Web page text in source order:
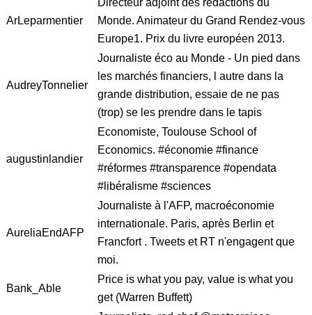
ArLeparmentier
Directeur adjoint des rédactions du
Monde. Animateur du Grand Rendez-vous
Europe1. Prix du livre européen 2013.
AudreyTonnelier
Journaliste éco au Monde - Un pied dans
les marchés financiers, l autre dans la
grande distribution, essaie de ne pas
(trop) se les prendre dans le tapis
augustinlandier
Economiste, Toulouse School of
Economics. #économie #finance
#réformes #transparence #opendata
#libéralisme #sciences
AureliaEndAFP
Journaliste à l'AFP, macroéconomie
internationale. Paris, après Berlin et
Francfort . Tweets et RT n'engagent que
moi.
Bank_Able
Price is what you pay, value is what you
get (Warren Buffett)